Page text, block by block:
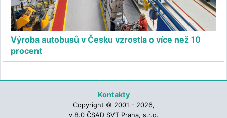
Výroba autobusů v Česku vzrostla o více než 10
procent
Kontakty
Copyright © 2001 - 2026,
v.8.0 ČSAD SVT Praha, s.r.o.